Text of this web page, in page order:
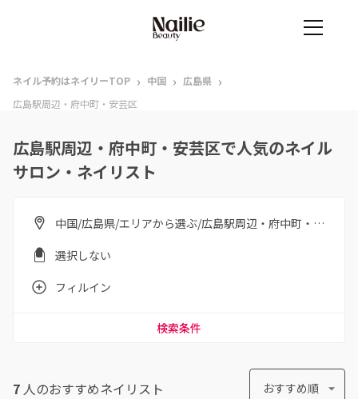
ネイル予約はネイリーTOP › 中国 › 広島県 ›
広島駅周辺・府中町・安芸区
広島駅周辺・府中町・安芸区で人気のネイル
サロン・ネイリスト
中国/広島県/エリアから選ぶ/広島駅周辺・府中町・安芸区
選択しない
フィルイン
検索条件
7 人のおすすめネイリスト おすすめ順